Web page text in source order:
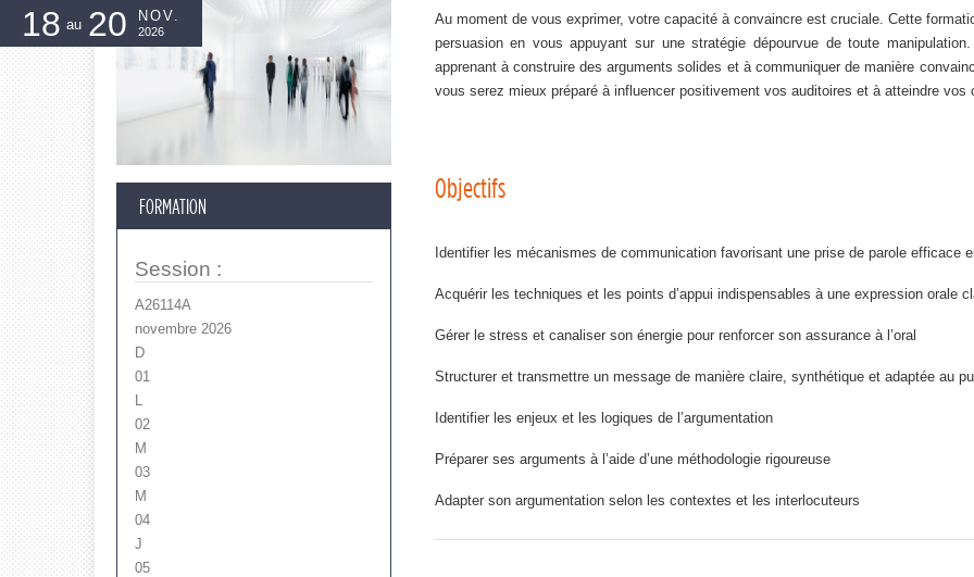
FORMATION
Session :
A26114A
18 au 20 NOV.
2026
novembre 2026
D
01
L
02
M
03
M
04
J
05
Au moment de vous exprimer, votre capacité à convaincre est cruciale. Cette
persuasion en vous appuyant sur une stratégie dépourvue de toute
apprenant à construire des arguments solides et à communiquer de manière
vous serez mieux préparé à influencer positivement vos auditoires et à atteindre vos
Objectifs
Identifier les mécanismes de communication favorisant une prise de parole efficace
Acquérir les techniques et les points d’appui indispensables à une expression orale
Gérer le stress et canaliser son énergie pour renforcer son assurance à l’oral
Structurer et transmettre un message de manière claire, synthétique et adaptée au
Identifier les enjeux et les logiques de l’argumentation
Préparer ses arguments à l’aide d’une méthodologie rigoureuse
Adapter son argumentation selon les contextes et les interlocuteurs